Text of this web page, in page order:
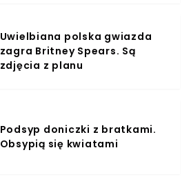
Uwielbiana polska gwiazda
zagra Britney Spears. Są
zdjęcia z planu
Podsyp doniczki z bratkami.
Obsypią się kwiatami